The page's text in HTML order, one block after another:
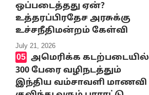
ஒப்படைத்தது ஏன்?
உத்தரப்பிரதேச அரசுக்கு
உச்சநீதிமன்றம் கேள்வி
July 21, 2026
அமெரிக்க கடற்படையில்
300 பேரை வழிநடத்தும்
இந்திய வம்சாவளி மாணவி